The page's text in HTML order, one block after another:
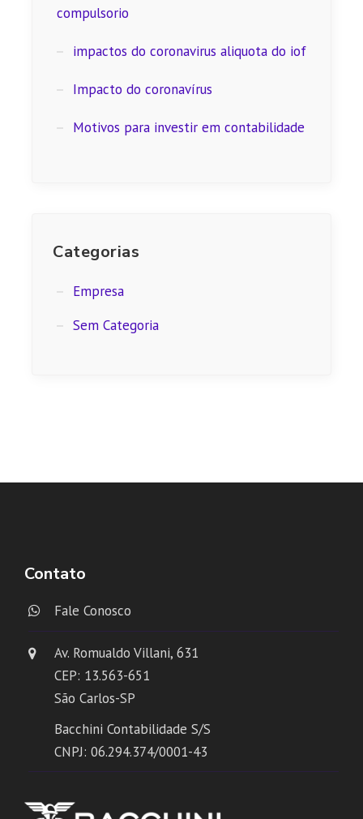
compulsorio
impactos do coronavirus aliquota do iof
Impacto do coronavírus
Motivos para investir em contabilidade
Categorias
Empresa
Sem Categoria
Contato
Fale Conosco
Av. Romualdo Villani, 631
CEP: 13.563-651
São Carlos-SP
Bacchini Contabilidade S/S
CNPJ: 06.294.374/0001-43